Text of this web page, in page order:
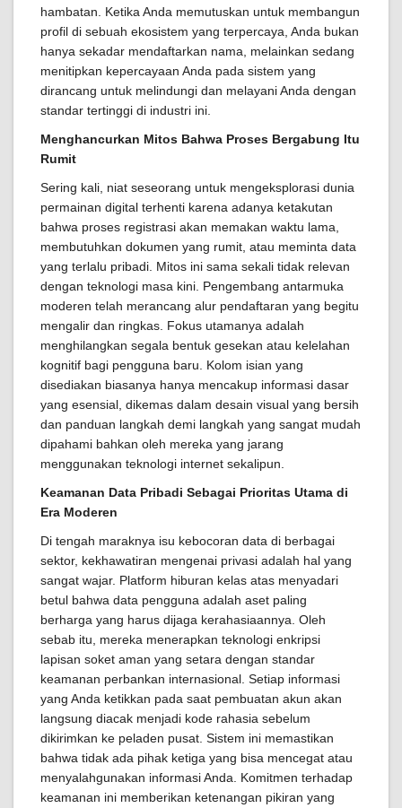
hambatan. Ketika Anda memutuskan untuk membangun
profil di sebuah ekosistem yang terpercaya, Anda bukan
hanya sekadar mendaftarkan nama, melainkan sedang
menitipkan kepercayaan Anda pada sistem yang
dirancang untuk melindungi dan melayani Anda dengan
standar tertinggi di industri ini.
Menghancurkan Mitos Bahwa Proses Bergabung Itu
Rumit
Sering kali, niat seseorang untuk mengeksplorasi dunia
permainan digital terhenti karena adanya ketakutan
bahwa proses registrasi akan memakan waktu lama,
membutuhkan dokumen yang rumit, atau meminta data
yang terlalu pribadi. Mitos ini sama sekali tidak relevan
dengan teknologi masa kini. Pengembang antarmuka
moderen telah merancang alur pendaftaran yang begitu
mengalir dan ringkas. Fokus utamanya adalah
menghilangkan segala bentuk gesekan atau kelelahan
kognitif bagi pengguna baru. Kolom isian yang
disediakan biasanya hanya mencakup informasi dasar
yang esensial, dikemas dalam desain visual yang bersih
dan panduan langkah demi langkah yang sangat mudah
dipahami bahkan oleh mereka yang jarang
menggunakan teknologi internet sekalipun.
Keamanan Data Pribadi Sebagai Prioritas Utama di
Era Moderen
Di tengah maraknya isu kebocoran data di berbagai
sektor, kekhawatiran mengenai privasi adalah hal yang
sangat wajar. Platform hiburan kelas atas menyadari
betul bahwa data pengguna adalah aset paling
berharga yang harus dijaga kerahasiaannya. Oleh
sebab itu, mereka menerapkan teknologi enkripsi
lapisan soket aman yang setara dengan standar
keamanan perbankan internasional. Setiap informasi
yang Anda ketikkan pada saat pembuatan akun akan
langsung diacak menjadi kode rahasia sebelum
dikirimkan ke peladen pusat. Sistem ini memastikan
bahwa tidak ada pihak ketiga yang bisa mencegat atau
menyalahgunakan informasi Anda. Komitmen terhadap
keamanan ini memberikan ketenangan pikiran yang